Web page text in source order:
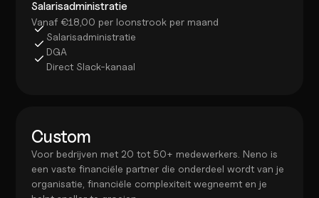
Salarisadministratie
Vanaf €18,00 per loonstrook per maand
Salarisadministratie
DGA
Direct Slack-kanaal
Custom
Voor bedrijven met 20 tot 50+ medewerkers. Neno is
een vaste financiële partner die onderdeel wordt van je
organisatie, financiële complexiteit wegneemt en je